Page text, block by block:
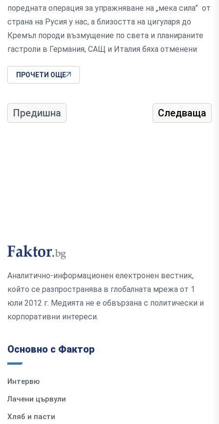
поредната операция за упражняване на „мека сила” от
страна на Русия у нас, а близостта на цигуларя до
Кремъл породи възмущение по света и планираните
гастроли в Германия, САЩ и Италия бяха отменени
ПРОЧЕТИ ОЩЕ
Предишна Следваща
Аналитично-информационен електронен вестник,
който се разпространява в глобалната мрежа от 1
юли 2012 г. Медията не е обвързана с политически и
корпоративни интереси.
Основно с Фактор
Интервю
Лачени цървули
Хляб и пасти